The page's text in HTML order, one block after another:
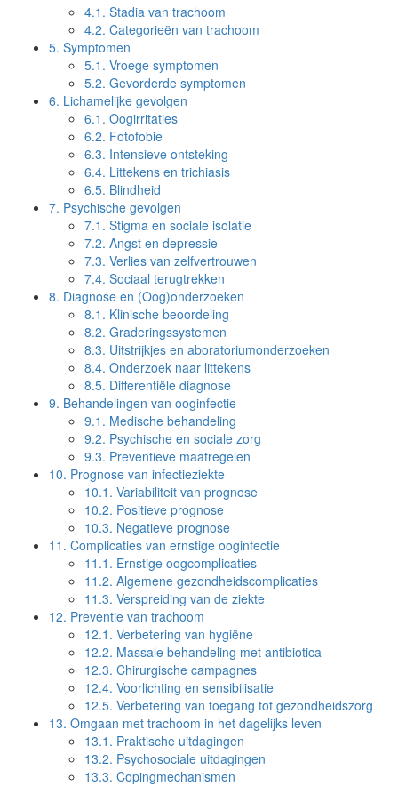
4.1. Stadia van trachoom
4.2. Categorieën van trachoom
5. Symptomen
5.1. Vroege symptomen
5.2. Gevorderde symptomen
6. Lichamelijke gevolgen
6.1. Oogirritaties
6.2. Fotofobie
6.3. Intensieve ontsteking
6.4. Littekens en trichiasis
6.5. Blindheid
7. Psychische gevolgen
7.1. Stigma en sociale isolatie
7.2. Angst en depressie
7.3. Verlies van zelfvertrouwen
7.4. Sociaal terugtrekken
8. Diagnose en (Oog)onderzoeken
8.1. Klinische beoordeling
8.2. Graderingssystemen
8.3. Uitstrijkjes en aboratoriumonderzoeken
8.4. Onderzoek naar littekens
8.5. Differentiële diagnose
9. Behandelingen van ooginfectie
9.1. Medische behandeling
9.2. Psychische en sociale zorg
9.3. Preventieve maatregelen
10. Prognose van infectieziekte
10.1. Variabiliteit van prognose
10.2. Positieve prognose
10.3. Negatieve prognose
11. Complicaties van ernstige ooginfectie
11.1. Ernstige oogcomplicaties
11.2. Algemene gezondheidscomplicaties
11.3. Verspreiding van de ziekte
12. Preventie van trachoom
12.1. Verbetering van hygiëne
12.2. Massale behandeling met antibiotica
12.3. Chirurgische campagnes
12.4. Voorlichting en sensibilisatie
12.5. Verbetering van toegang tot gezondheidszorg
13. Omgaan met trachoom in het dagelijks leven
13.1. Praktische uitdagingen
13.2. Psychosociale uitdagingen
13.3. Copingmechanismen